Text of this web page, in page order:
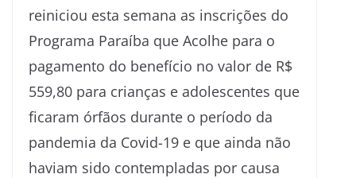
reiniciou esta semana as inscrições do
Programa Paraíba que Acolhe para o
pagamento do benefício no valor de R$
559,80 para crianças e adolescentes que
ficaram órfãos durante o período da
pandemia da Covid-19 e que ainda não
haviam sido contempladas por causa